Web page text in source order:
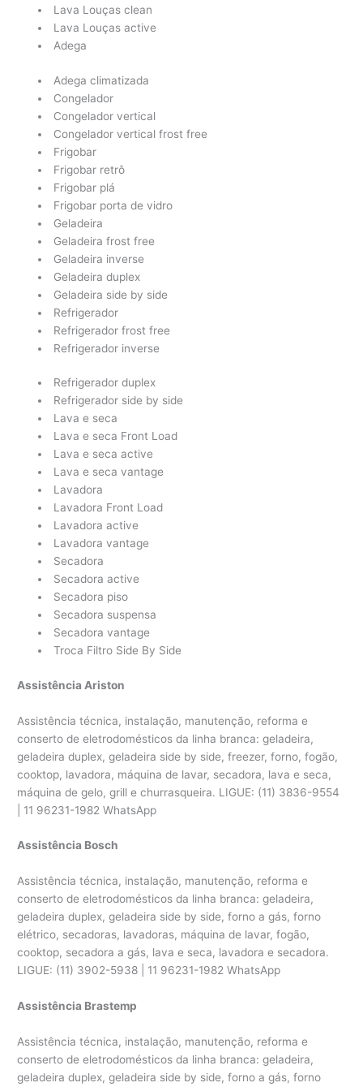
Lava Louças clean
Lava Louças active
Adega
Adega climatizada
Congelador
Congelador vertical
Congelador vertical frost free
Frigobar
Frigobar retrô
Frigobar plá
Frigobar porta de vidro
Geladeira
Geladeira frost free
Geladeira inverse
Geladeira duplex
Geladeira side by side
Refrigerador
Refrigerador frost free
Refrigerador inverse
Refrigerador duplex
Refrigerador side by side
Lava e seca
Lava e seca Front Load
Lava e seca active
Lava e seca vantage
Lavadora
Lavadora Front Load
Lavadora active
Lavadora vantage
Secadora
Secadora active
Secadora piso
Secadora suspensa
Secadora vantage
Troca Filtro Side By Side
Assistência Ariston
Assistência técnica, instalação, manutenção, reforma e
conserto de eletrodomésticos da linha branca: geladeira,
geladeira duplex, geladeira side by side, freezer, forno, fogão,
cooktop, lavadora, máquina de lavar, secadora, lava e seca,
máquina de gelo, grill e churrasqueira. LIGUE: (11) 3836-9554
| 11 96231-1982 WhatsApp
Assistência Bosch
Assistência técnica, instalação, manutenção, reforma e
conserto de eletrodomésticos da linha branca: geladeira,
geladeira duplex, geladeira side by side, forno a gás, forno
elétrico, secadoras, lavadoras, máquina de lavar, fogão,
cooktop, secadora a gás, lava e seca, lavadora e secadora.
LIGUE: (11) 3902-5938 | 11 96231-1982 WhatsApp
Assistência Brastemp
Assistência técnica, instalação, manutenção, reforma e
conserto de eletrodomésticos da linha branca: geladeira,
geladeira duplex, geladeira side by side, forno a gás, forno